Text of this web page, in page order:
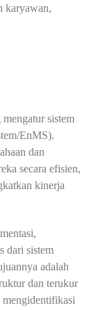
karyawan,
sistem
EnMS).
dan
secara efisien,
kinerja
dari sistem
adalah
dan terukur